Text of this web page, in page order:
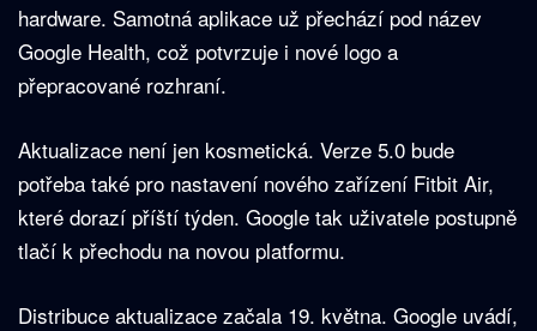
hardware. Samotná aplikace už přechází pod název
Google Health, což potvrzuje i nové logo a
přepracované rozhraní.
Aktualizace není jen kosmetická. Verze 5.0 bude
potřeba také pro nastavení nového zařízení Fitbit Air,
které dorazí příští týden. Google tak uživatele postupně
tlačí k přechodu na novou platformu.
Distribuce aktualizace začala 19. května. Google uvádí,